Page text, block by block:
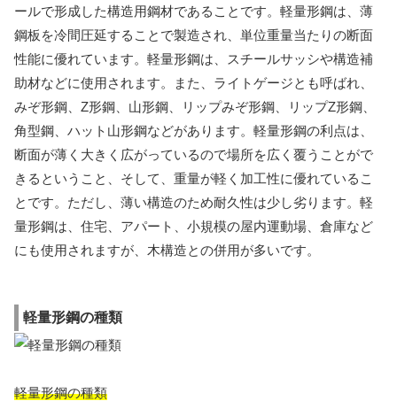
ールで形成した構造用鋼材であることです。軽量形鋼は、薄
鋼板を冷間圧延することで製造され、単位重量当たりの断面
性能に優れています。軽量形鋼は、スチールサッシや構造補
助材などに使用されます。また、ライトゲージとも呼ばれ、
みぞ形鋼、Z形鋼、山形鋼、リップみぞ形鋼、リップZ形鋼、
角型鋼、ハット山形鋼などがあります。軽量形鋼の利点は、
断面が薄く大きく広がっているので場所を広く覆うことがで
きるということ、そして、重量が軽く加工性に優れているこ
とです。ただし、薄い構造のため耐久性は少し劣ります。軽
量形鋼は、住宅、アパート、小規模の屋内運動場、倉庫など
にも使用されますが、木構造との併用が多いです。
軽量形鋼の種類
軽量形鋼の種類